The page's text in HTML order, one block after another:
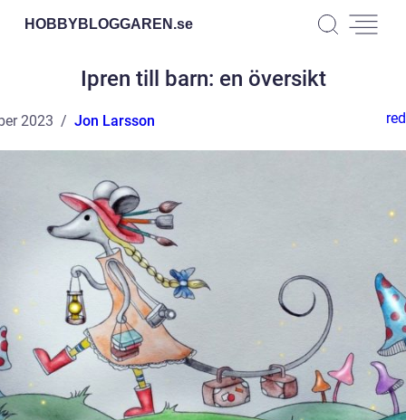
HOBBYBLOGGAREN.se
Ipren till barn: en översikt
2023 Jon Larsson